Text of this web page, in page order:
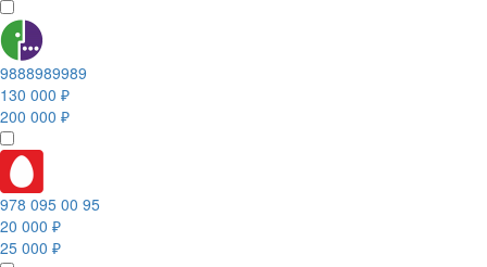
9888989989
130 000 ₽
200 000 ₽
978 095 00 95
20 000 ₽
25 000 ₽